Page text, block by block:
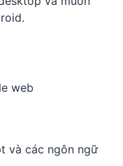
web
và các ngôn ngữ